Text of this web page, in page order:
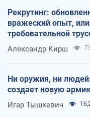
Рекрутинг:
вражеский опыт,
требовательной
Александр Кирш
Ни оружия, ни
создает новую
Игар Тышкевич